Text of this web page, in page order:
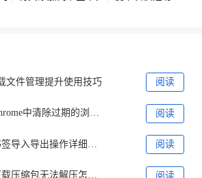
文件管理提升使用技巧 阅读
如何在Google Chrome中清除过期的浏览器缓存 阅读
阅读
Chrome浏览器下载压缩包无法解压怎么办 阅读